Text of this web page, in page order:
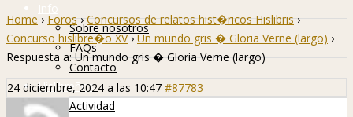
Info
Sobre nosotros
FAQs
Contacto
Hislibreños
Actividad
Home › Foros › Concursos de relatos hist�ricos Hislibris ›
Concurso hislibre�o XV › Un mundo gris � Gloria Verne (largo) ›
Respuesta a: Un mundo gris � Gloria Verne (largo)
24 diciembre, 2024 a las 10:47 #87783